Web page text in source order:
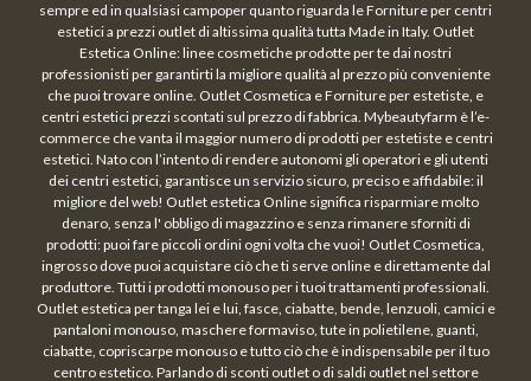
sempre ed in qualsiasi campoper quanto riguarda le Forniture per centri
estetici a prezzi outlet di altissima qualità tutta Made in Italy. Outlet
Estetica Online: linee cosmetiche prodotte per te dai nostri
professionisti per garantirti la migliore qualità al prezzo più conveniente
che puoi trovare online. Outlet Cosmetica e Forniture per estetiste, e
centri estetici prezzi scontati sul prezzo di fabbrica. Mybeautyfarm è l’e-
commerce che vanta il maggior numero di prodotti per estetiste e centri
estetici. Nato con l’intento di rendere autonomi gli operatori e gli utenti
dei centri estetici, garantisce un servizio sicuro, preciso e affidabile: il
migliore del web! Outlet estetica Online significa risparmiare molto
denaro, senza l' obbligo di magazzino e senza rimanere sforniti di
prodotti: puoi fare piccoli ordini ogni volta che vuoi! Outlet Cosmetica,
ingrosso dove puoi acquistare ciò che ti serve online e direttamente dal
produttore. Tutti i prodotti monouso per i tuoi trattamenti professionali.
Outlet estetica per tanga lei e lui, fasce, ciabatte, bende, lenzuoli, camici e
pantaloni monouso, maschere formaviso, tute in polietilene, guanti,
ciabatte, copriscarpe monouso e tutto ciò che è indispensabile per il tuo
centro estetico. Parlando di sconti outlet o di saldi outlet nel settore